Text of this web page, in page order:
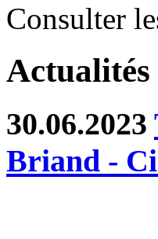
Consulter
Actualités
30.06.2023
Briand -